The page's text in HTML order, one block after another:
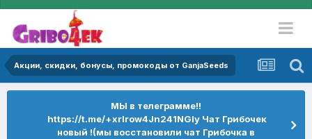
Акции, скидки, бонусы, промокоды от GanjaSeeds
МЫ в телеграмме!!
https://t.me/+xrIrow4Jn241NGIy Чат Грибочек
новый !(мы восстановили чат Грибочка в